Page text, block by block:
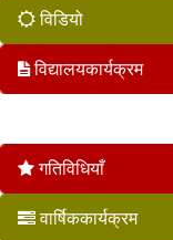
विडियो
विद्यालयकार्यक्रम
गतिविधियाँ
वार्षिककार्यक्रम